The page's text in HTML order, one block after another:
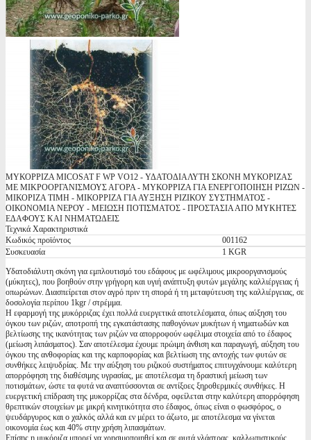
ΜΥΚΟΡΡΙΖΑ MICOSAT F WP VO12 - ΥΔΑΤΟΔΙΑΛΥΤΗ ΣΚΟΝΗ ΜΥΚΟΡΙΖΑΣ
ΜΕ ΜΙΚΡΟΟΡΓΑΝΙΣΜΟΥΣ ΑΓΟΡΑ - ΜΥΚΟΡΡΙΖΑ ΓΙΑ ΕΝΕΡΓΟΠΟΙΗΣΗ ΡΙΖΩΝ -
ΜΙΚΟΡΙΖΑ ΤΙΜΗ - ΜΙΚΟΡΡΙΖΑ ΓΙΑ ΑΥΞΗΣΗ ΡΙΖΙΚΟΥ ΣΥΣΤΗΜΑΤΟΣ -
ΟΙΚΟΝΟΜΙΑ ΝΕΡΟΥ - ΜΕΙΩΣΗ ΠΟΤΙΣΜΑΤΟΣ - ΠΡΟΣΤΑΣΙΑ ΑΠΟ ΜΥΚΗΤΕΣ
ΕΔΑΦΟΥΣ ΚΑΙ ΝΗΜΑΤΩΔΕΙΣ
Τεχνικά Χαρακτηριστικά
Κωδικός προϊόντος
001162
Συσκευασία
1 KGR
Υδατοδιάλυτη σκόνη για εμπλουτισμό του εδάφους με ωφέλιμους μικροοργανισμούς
(μύκητες), που βοηθούν στην γρήγορη και υγιή ανάπτυξη φυτών μεγάλης καλλιέργειας ή
οπωρώνων. Διασπείρεται στον αγρό πριν τη σπορά ή τη μεταφύτευση της καλλιέργειας, σε
δοσολογία περίπου 1kgr / στρέμμα.
Η εφαρμογή της μυκόρριζας έχει πολλά ευεργετικά αποτελέσματα, όπως αύξηση του
όγκου των ριζών, αποτροπή της εγκατάστασης παθογόνων μυκήτων ή νηματωδών και
βελτίωσης της ικανότητας των ριζών να απορροφούν ωφέλιμα στοιχεία από το έδαφος
(μείωση λιπάσματος). Σαν αποτέλεσμα έχουμε πρώιμη άνθιση και παραγωγή, αύξηση του
όγκου της ανθοφορίας και της καρποφορίας και βελτίωση της αντοχής των φυτών σε
συνθήκες λειψυδρίας. Με την αύξηση του ριζικού συστήματος επιτυγχάνουμε καλύτερη
απορρόφηση της διαθέσιμης υγρασίας, με αποτέλεσμα τη δραστική μείωση των
ποτισμάτων, ώστε τα φυτά να αναπτύσσονται σε αντίξοες ξηροθερμικές συνθήκες. Η
ευεργετική επίδραση της μυκορρίζας στα δένδρα, οφείλεται στην καλύτερη απορρόφηση
θρεπτικών στοιχείων με μικρή κινητικότητα στο έδαφος, όπως είναι ο φωσφόρος, ο
ψευδάργυρος και ο χαλκός αλλά και εν μέρει το άζωτο, με αποτέλεσμα να γίνεται
οικονομία έως και 40% στην χρήση λιπασμάτων.